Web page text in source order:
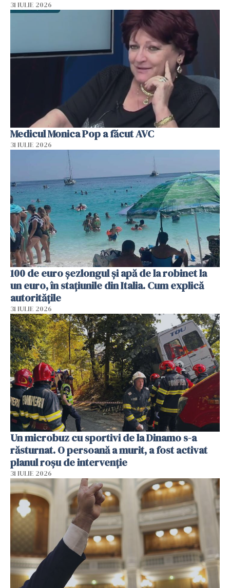
31 IULIE 2026
Medicul Monica Pop a făcut AVC
31 IULIE 2026
100 de euro șezlongul și apă de la robinet la
un euro, în stațiunile din Italia. Cum explică
autoritățile
31 IULIE 2026
Un microbuz cu sportivi de la Dinamo s-a
răsturnat. O persoană a murit, a fost activat
planul roșu de intervenție
31 IULIE 2026